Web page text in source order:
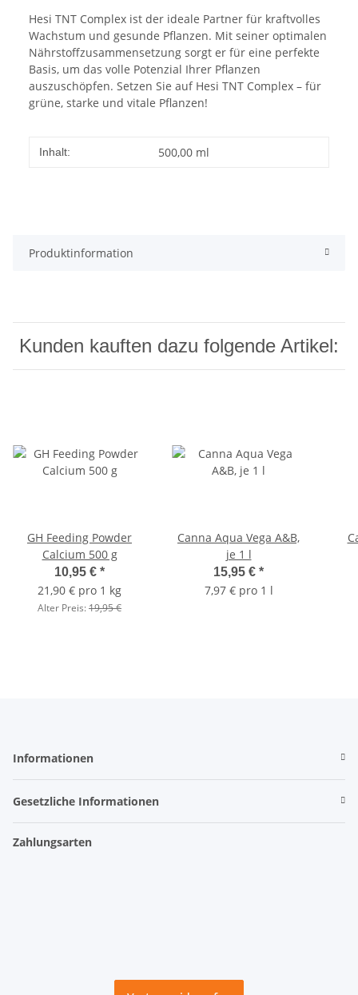
Hesi TNT Complex ist der ideale Partner für kraftvolles
Wachstum und gesunde Pflanzen. Mit seiner optimalen
Nährstoffzusammensetzung sorgt er für eine perfekte
Basis, um das volle Potenzial Ihrer Pflanzen
auszuschöpfen. Setzen Sie auf Hesi TNT Complex – für
grüne, starke und vitale Pflanzen!
Inhalt: 500,00 ml
Produktinformation
Kunden kauften dazu folgende Artikel:
GH Feeding Powder
Calcium 500 g
10,95 € *
21,90 € pro 1 kg
Alter Preis:19,95 €
Canna Aqua Vega A&B,
je 1 l
15,95 € *
7,97 € pro 1 l
Informationen
Gesetzliche Informationen
Zahlungsarten